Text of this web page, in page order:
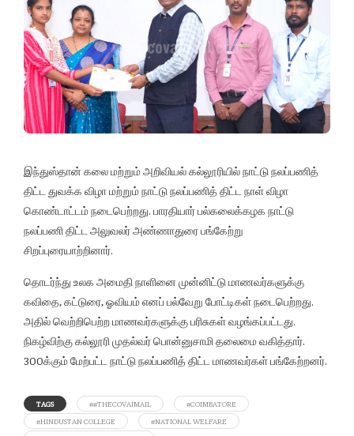
இந்துஸ்தான் கலை மற்றும் அறிவியல் கல்லூரியில் நாட்டு நலப்பணித்
திட்ட துவக்க விழா மற்றும் நாட்டு நலப்பணித் திட்ட நாள் விழா
கொண்டாட்டம் நடைபெற்றது. பாரதியார் பல்கலைக்கழக நாட்டு
நலப்பணி திட்ட அலுவலர் அண்ணாதுரை பங்கேற்று
சிறப்புரையாற்றினார்.
தொடர்ந்து உலக அமைதி நாளினை முன்னிட்டு மாணவர்களுக்கு
கவிதை, கட்டுரை, ஓவியம் எனப் பல்வேறு போட்டிகள் நடைபெற்றது.
அதில் வெற்றிபெற்ற மாணவர்களுக்கு பரிசுகள் வழங்கப்பட்டது.
நிகழ்விற்கு கல்லூரி முதல்வர் பொன்னுசாமி தலைமை வகித்தார்.
300க்கும் மேற்பட்ட நாட்டு நலப்பணித் திட்ட மாணவர்கள் பங்கேற்றனர்.
TAGS ##THECOVAIMAIL
#COIMBATORE
#HINDUSTAN COLLEGE
#NATIONAL WELFARE